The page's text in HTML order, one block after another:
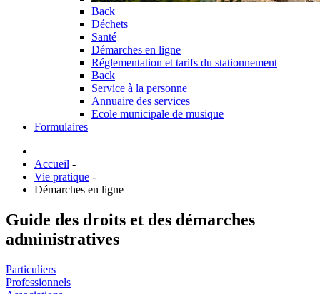
Back
Déchets
Santé
Démarches en ligne
Réglementation et tarifs du stationnement
Back
Service à la personne
Annuaire des services
Ecole municipale de musique
Formulaires
Accueil -
Vie pratique -
Démarches en ligne
Guide des droits et des démarches
administratives
Particuliers
Professionnels